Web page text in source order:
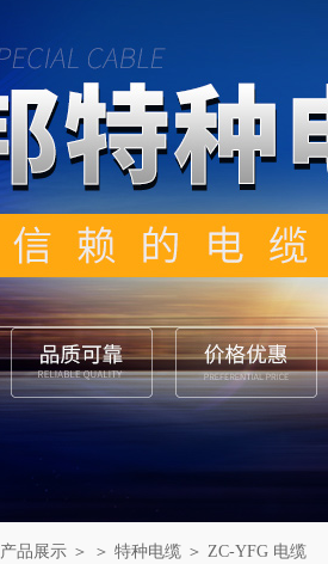
产品展示 ＞ ＞ 特种电缆 ＞ ZC-YFG 电缆